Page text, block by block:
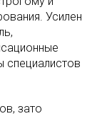
Усилен
специалистов
зато